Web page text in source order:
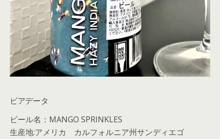
ビアデータ
ビール名：MANGO SPRINKLES
生産地:アメリカ カルフォルニア州サンディエゴ